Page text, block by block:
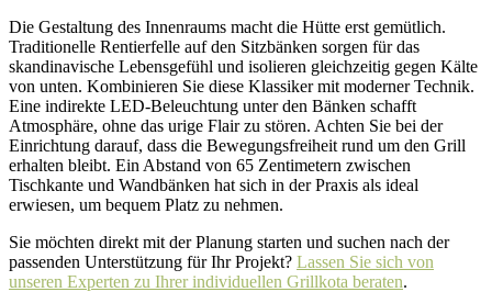
Die Gestaltung des Innenraums macht die Hütte erst gemütlich.
Traditionelle Rentierfelle auf den Sitzbänken sorgen für das
skandinavische Lebensgefühl und isolieren gleichzeitig gegen Kälte
von unten. Kombinieren Sie diese Klassiker mit moderner Technik.
Eine indirekte LED-Beleuchtung unter den Bänken schafft
Atmosphäre, ohne das urige Flair zu stören. Achten Sie bei der
Einrichtung darauf, dass die Bewegungsfreiheit rund um den Grill
erhalten bleibt. Ein Abstand von 65 Zentimetern zwischen
Tischkante und Wandbänken hat sich in der Praxis als ideal
erwiesen, um bequem Platz zu nehmen.
Sie möchten direkt mit der Planung starten und suchen nach der
passenden Unterstützung für Ihr Projekt? Lassen Sie sich von
unseren Experten zu Ihrer individuellen Grillkota beraten.